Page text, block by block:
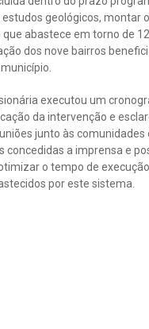
geológicos, montar
abastece em torno de
dos nove bairros
executou um
da intervenção e
junto às
a imprensa e
o tempo de
por este sistema.